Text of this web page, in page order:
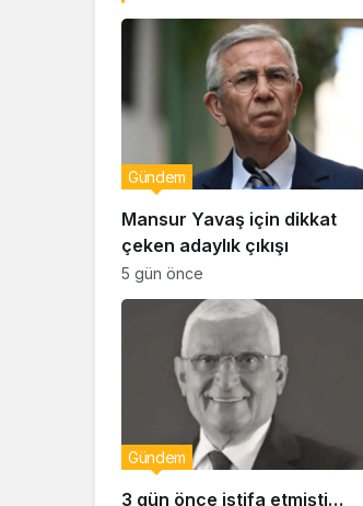
Mansur Yavaş için dikkat
çeken adaylık çıkışı
Gündem
5 gün önce
3 gün önce istifa etmişti…
Gündem